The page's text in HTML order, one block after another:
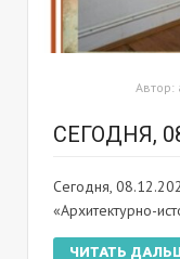
Автор:
СЕГОДНЯ,
Сегодня,
«Архитектурно-
ЧИТАТЬ